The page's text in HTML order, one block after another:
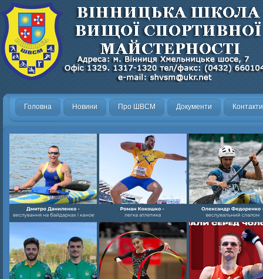
Головна Новини Про ШВСМ Документи Контакти